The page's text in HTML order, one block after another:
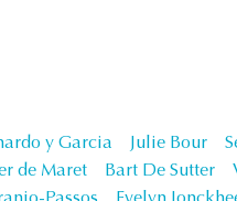
y Garcia Julie Bour
de Maret Bart De Sutter